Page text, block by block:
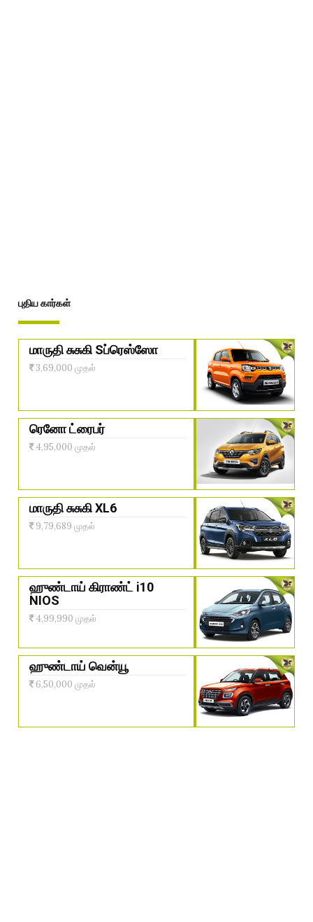
புதிய கார்கள்
மாருதி சுசுகி Sப்ரெஸ்ஸோ
3,69,000 முதல்
ரெனோ ட்ரைபர்
4,95,000 முதல்
மாருதி சுசுகி XL6
9,79,689 முதல்
ஹுண்டாய் கிராண்ட் i10
NIOS
4,99,990 முதல்
ஹுண்டாய் வென்யூ
6,50,000 முதல்